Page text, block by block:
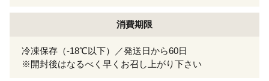
消費期限
冷凍保存（-18℃以下）／発送日から60日
※開封後はなるべく早くお召し上がり下さい